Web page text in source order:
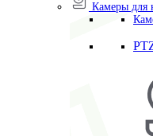
Камеры для